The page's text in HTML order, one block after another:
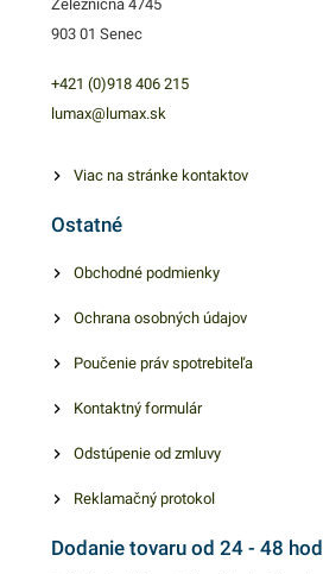
Železničná 4745
903 01 Senec
+421 (0)918 406 215
lumax@lumax.sk
Viac na stránke kontaktov
Ostatné
Obchodné podmienky
Ochrana osobných údajov
Poučenie práv spotrebiteľa
Kontaktný formulár
Odstúpenie od zmluvy
Reklamačný protokol
Dodanie tovaru od 24 - 48 hod